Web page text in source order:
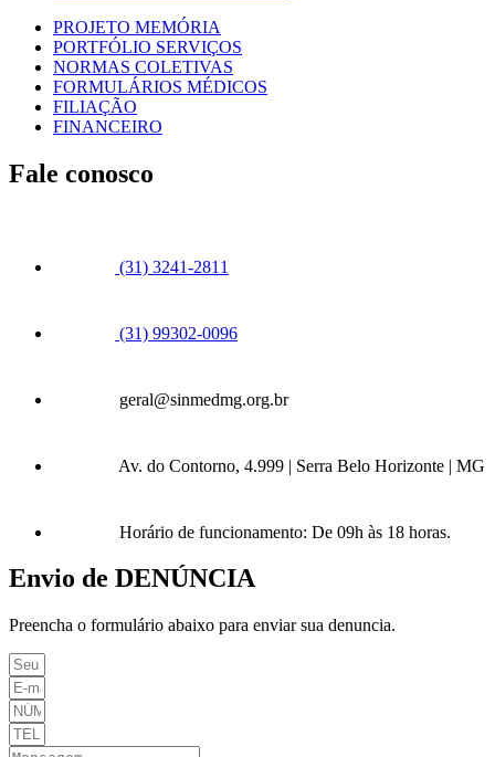
PROJETO MEMÓRIA
PORTFÓLIO SERVIÇOS
NORMAS COLETIVAS
FORMULÁRIOS MÉDICOS
FILIAÇÃO
FINANCEIRO
Fale conosco
(31) 3241-2811
(31) 99302-0096
geral@sinmedmg.org.br
Av. do Contorno, 4.999 | Serra Belo Horizonte | MG
Horário de funcionamento: De 09h às 18 horas.
Envio de DENÚNCIA
Preencha o formulário abaixo para enviar sua denuncia.